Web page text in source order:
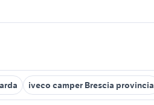
iveco camper Brescia provincia